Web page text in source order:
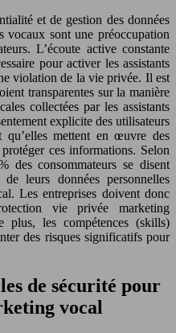
et de gestion des données
vocaux sont une préoccupation
L’écoute active constante
pour activer les assistants
violation de la vie privée. Il est
transparentes sur la manière
collectées par les assistants
explicite des utilisateurs
qu’elles mettent en œuvre des
ces informations. Selon
des consommateurs se disent
leurs données personnelles
Les entreprises doivent donc
vie privée marketing
plus, les compétences (skills)
des risques significatifs pour
de sécurité pour
vocal